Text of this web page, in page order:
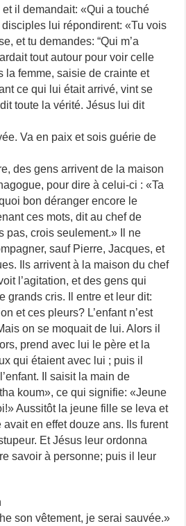
il demandait: «Qui a touché
lui répondirent: «Tu vois
et tu demandes: “Qui m’a
tout autour pour voir celle
la femme, saisie de crainte et
ce qui lui était arrivé, vint se
toute la vérité. Jésus lui dit
Va en paix et sois guérie de
des gens arrivent de la maison
pour dire à celui-ci : «Ta
bon déranger encore le
ces mots, dit au chef de
pas, crois seulement.» Il ne
sauf Pierre, Jacques, et
Ils arrivent à la maison du chef
l’agitation, et des gens qui
grands cris. Il entre et leur dit:
et ces pleurs? L’enfant n’est
on se moquait de lui. Alors il
prend avec lui le père et la
qui étaient avec lui ; puis il
Il saisit la main de
koum», ce qui signifie: «Jeune
Aussitôt la jeune fille se leva et
en effet douze ans. Ils furent
Et Jésus leur ordonna
savoir à personne; puis il leur
son vêtement, je serai sauvée.»